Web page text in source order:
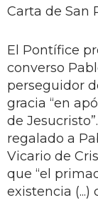
Carta de San
El Pontífice
converso
perseguidor
gracia “en
de
regalado a
Vicario de
que “el
existencia